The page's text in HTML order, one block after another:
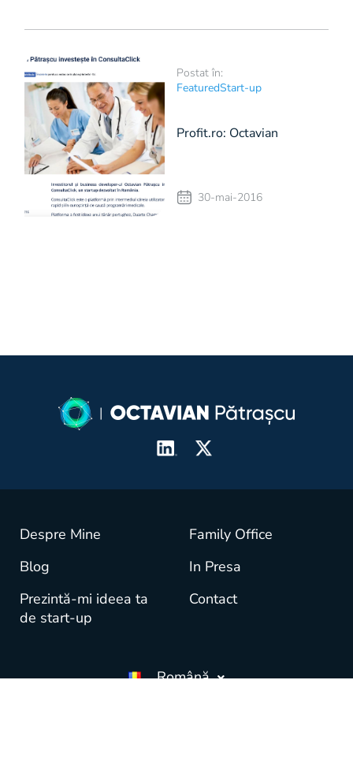
Postat în:
FeaturedStart-up
Profit.ro: Octavian
ConsultaClick
30-mai-2016
Despre Mine
Family Office
Blog
In Presa
Prezintă-mi ideea ta
de start-up
Contact
Română